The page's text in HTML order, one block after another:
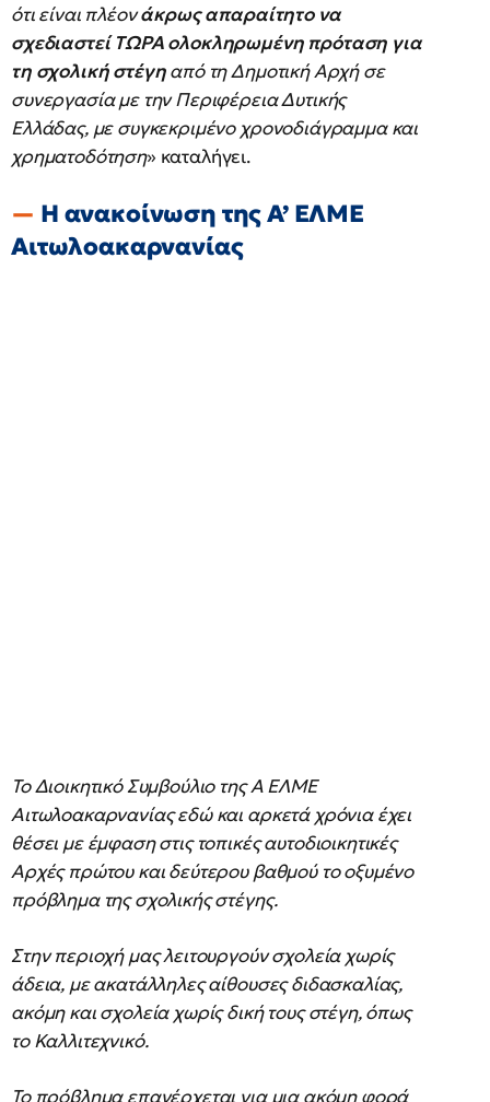
ότι είναι πλέονάκρως απαραίτητο να
σχεδιαστεί ΤΩΡΑ ολοκληρωμένη πρόταση για
τη σχολική στέγηαπό τη Δημοτική Αρχή σε
συνεργασία με την Περιφέρεια Δυτικής
Ελλάδας, με συγκεκριμένο χρονοδιάγραμμα και
χρηματοδότηση» καταλήγει.
Η ανακοίνωση της Α’ ΕΛΜΕ
Αιτωλοακαρνανίας
Το Διοικητικό Συμβούλιο της Α ΕΛΜΕ
Αιτωλοακαρνανίας εδώ και αρκετά χρόνια έχει
θέσει με έμφαση στις τοπικές αυτοδιοικητικές
Αρχές πρώτου και δεύτερου βαθμού το οξυμένο
πρόβλημα της σχολικής στέγης.
Στην περιοχή μας λειτουργούν σχολεία χωρίς
άδεια, με ακατάλληλες αίθουσες διδασκαλίας,
ακόμη και σχολεία χωρίς δική τους στέγη, όπως
το Καλλιτεχνικό.
Το πρόβλημα επανέρχεται για μια ακόμη φορά